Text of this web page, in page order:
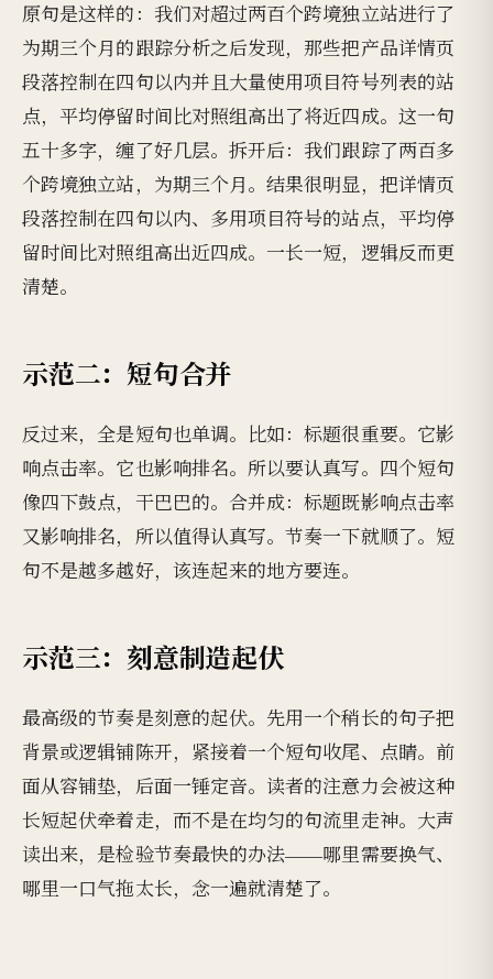
原句是这样的：我们对超过两百个跨境独立站进行了
为期三个月的跟踪分析之后发现，那些把产品详情页
段落控制在四句以内并且大量使用项目符号列表的站
点，平均停留时间比对照组高出了将近四成。这一句
五十多字，缠了好几层。拆开后：我们跟踪了两百多
个跨境独立站，为期三个月。结果很明显，把详情页
段落控制在四句以内、多用项目符号的站点，平均停
留时间比对照组高出近四成。一长一短，逻辑反而更
清楚。
示范二：短句合并
反过来，全是短句也单调。比如：标题很重要。它影
响点击率。它也影响排名。所以要认真写。四个短句
像四下鼓点，干巴巴的。合并成：标题既影响点击率
又影响排名，所以值得认真写。节奏一下就顺了。短
句不是越多越好，该连起来的地方要连。
示范三：刻意制造起伏
最高级的节奏是刻意的起伏。先用一个稍长的句子把
背景或逻辑铺陈开，紧接着一个短句收尾、点睛。前
面从容铺垫，后面一锤定音。读者的注意力会被这种
长短起伏牵着走，而不是在均匀的句流里走神。大声
读出来，是检验节奏最快的办法——哪里需要换气、
哪里一口气拖太长，念一遍就清楚了。